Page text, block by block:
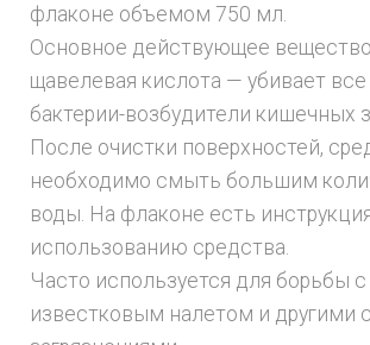
флаконе объемом 750 мл.
Основное действующее
щавелевая кислота — убивает
бактерии-возбудители кишечных
После очистки поверхностей,
необходимо смыть большим
воды. На флаконе есть
использованию средства.
Часто используется для борьбы
известковым налетом и другими